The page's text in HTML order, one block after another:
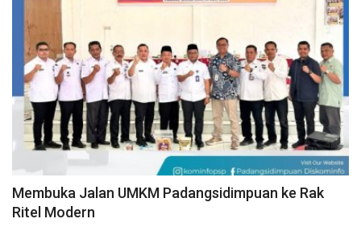
Membuka Jalan UMKM Padangsidimpuan ke Rak
Ritel Modern